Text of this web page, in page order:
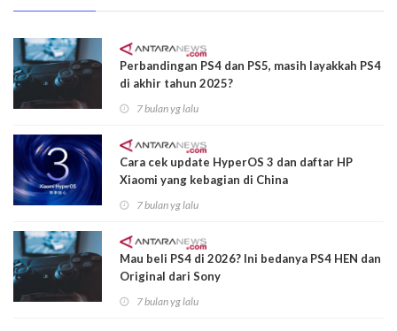
Perbandingan PS4 dan PS5, masih layakkah PS4
di akhir tahun 2025?
7 bulan yg lalu
Cara cek update HyperOS 3 dan daftar HP
Xiaomi yang kebagian di China
7 bulan yg lalu
Mau beli PS4 di 2026? Ini bedanya PS4 HEN dan
Original dari Sony
7 bulan yg lalu